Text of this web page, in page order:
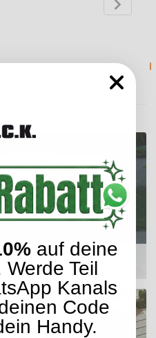
Kissen
auf deine
Teil
Kanals
Code
Handy.